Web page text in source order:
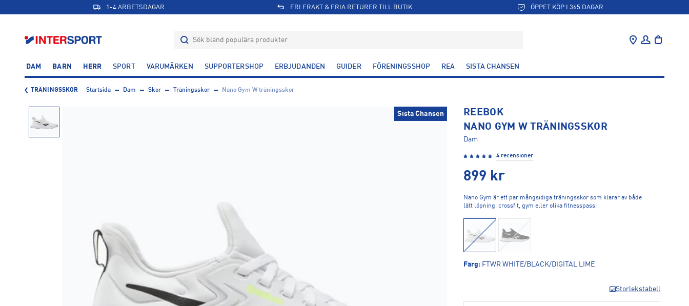
1-4 ARBETSDAGAR FRI FRAKT & FRIA RETURER TILL BUTIK ÖPPET KÖP I 365 DAGAR
DAM BARN HERR SPORT VARUMÄRKEN SUPPORTERSHOP ERBJUDANDEN GUIDER FÖRENINGSSHOP REA SISTA CHANSEN
TRÄNINGSSKOR Startsida Dam Skor Träningsskor Nano Gym W träningsskor
REEBOK
NANO GYM W TRÄNINGSSKOR
Dam
4 recensioner
899 kr
Nano Gym är ett par mångsidiga träningsskor som klarar av både
lätt löpning, crossfit, gym eller olika fitnesspass.
Färg: FTWR WHITE/BLACK/DIGITAL LIME
Storlekstabell
Sista Chansen